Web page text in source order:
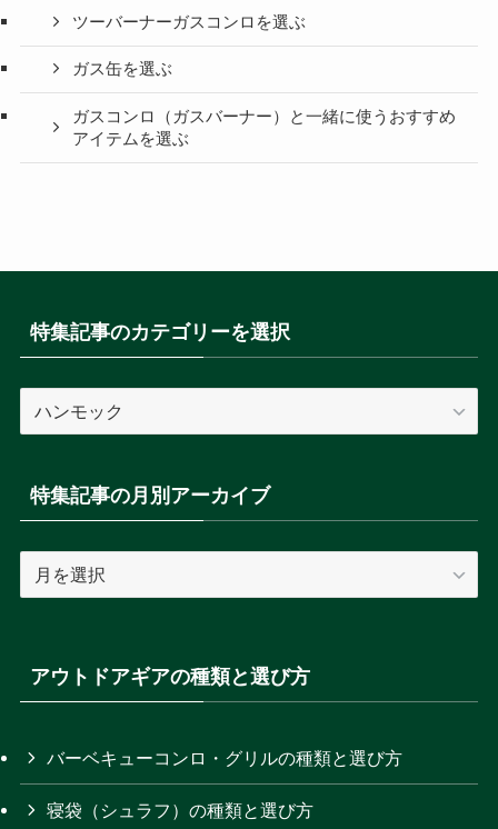
ツーバーナーガスコンロを選ぶ
ガス缶を選ぶ
ガスコンロ（ガスバーナー）と一緒に使うおすすめ
アイテムを選ぶ
特集記事のカテゴリーを選択
集
事
の
ゴ
を
選
特集記事の月別アーカイブ
集
の
月
ア
ー
カ
アウトドアギアの種類と選び方
バーベキューコンロ・グリルの種類と選び方
寝袋（シュラフ）の種類と選び方